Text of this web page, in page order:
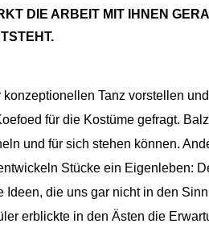
DIE ARBEIT MIT IHNEN
Tanz vorstellen
für die Kostüme gefragt.
und für sich stehen können.
Stücke ein Eigenleben:
die uns gar nicht in den
erblickte in den Ästen die